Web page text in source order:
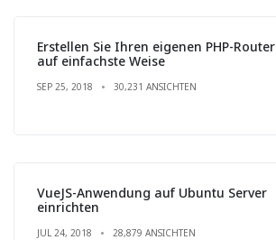
Erstellen Sie Ihren eigenen PHP-Router
auf einfachste Weise
SEP 25, 2018 30,231 ANSICHTEN
VueJS-Anwendung auf Ubuntu Server
einrichten
JUL 24, 2018 28,879 ANSICHTEN